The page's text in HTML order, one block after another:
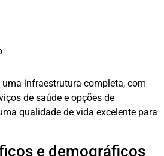
uma infraestrutura completa, com
de saúde e opções de
qualidade de vida excelente para
e demográficos